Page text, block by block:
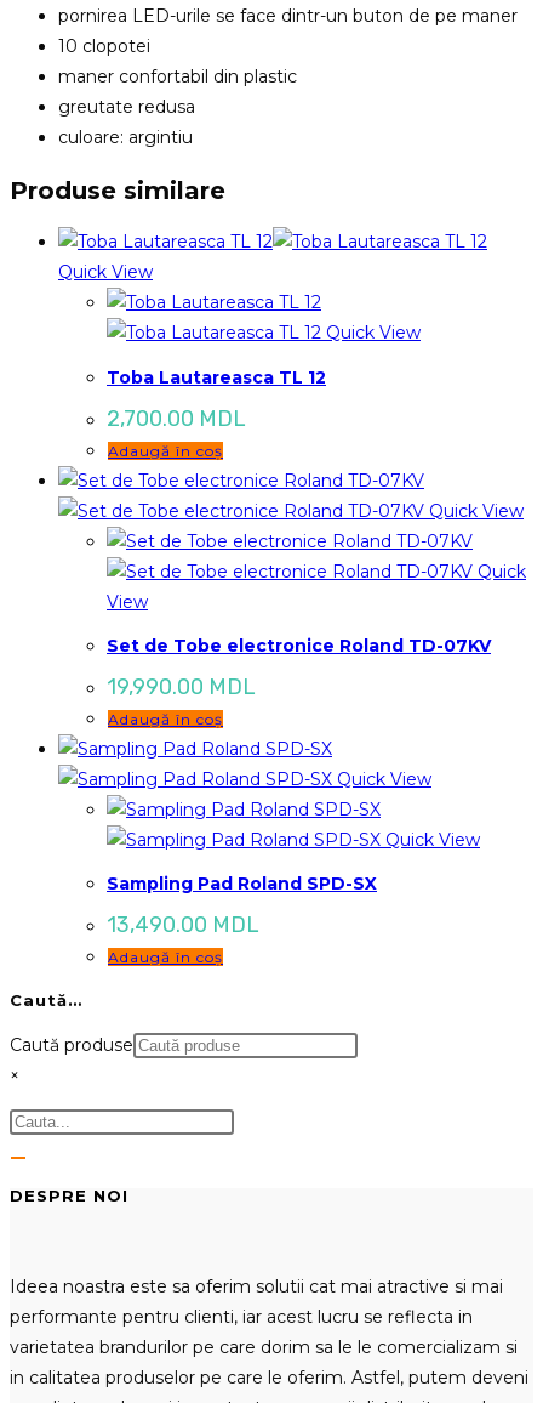
pornirea LED-urile se face dintr-un buton de pe maner
10 clopotei
maner confortabil din plastic
greutate redusa
culoare: argintiu
Produse similare
Quick View
Quick View
Toba Lautareasca TL 12
2,700.00 MDL
Adaugă în coș
Quick View
Quick
View
Set de Tobe electronice Roland TD-07KV
19,990.00 MDL
Adaugă în coș
Quick View
Quick View
Sampling Pad Roland SPD-SX
13,490.00 MDL
Adaugă în coș
Caută…
Caută produse
×
DESPRE NOI
Ideea noastra este sa oferim solutii cat mai atractive si mai
performante pentru clienti, iar acest lucru se reflecta in
varietatea brandurilor pe care dorim sa le le comercializam si
in calitatea produselor pe care le oferim. Astfel, putem deveni